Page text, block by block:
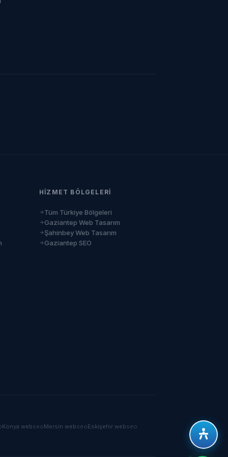
HIZMET BÖLGELERI
Tüm Türkiye Bölgeleri
Gaziantep Web Tasarım
Şahinbey Web Tasarım
Gaziantep SEO
Konya webseoMersin webseoEskişehir webseo